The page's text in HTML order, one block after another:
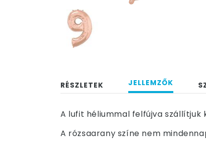
RÉSZLETEK JELLEMZŐK
A lufit héliummal felfújva szállítjuk
A rózsaarany színe nem